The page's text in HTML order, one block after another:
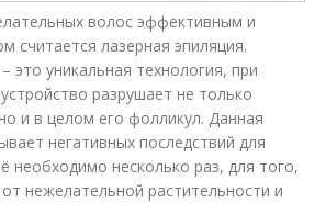
волос эффективным и
считается лазерная эпиляция.
это уникальная технология, при
разрушает не только
и в целом его фолликул. Данная
негативных последствий для
необходимо несколько раз, для того,
нежелательной растительности и